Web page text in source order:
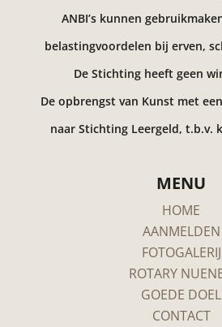
ANBI’s kunnen
belastingvoordelen bij erven,
De Stichting heeft geen
De opbrengst van Kunst met
naar Stichting Leergeld, t.b.v.
MENU
HOME
AANMELDEN
FOTOGALERIJ
ROTARY
GOEDE DOEL
CONTACT